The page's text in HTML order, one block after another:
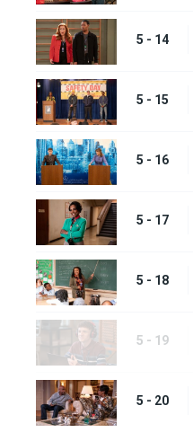
5 - 14
5 - 15
5 - 16
5 - 17
5 - 18
5 - 19
5 - 20